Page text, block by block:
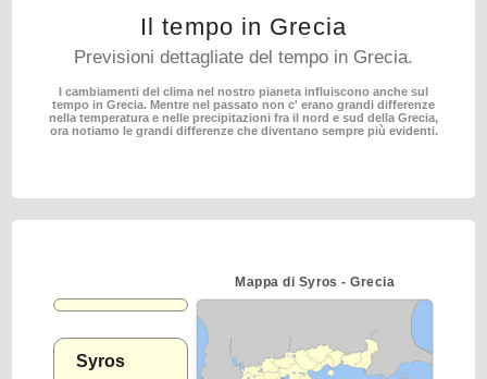
Il tempo in Grecia
Previsioni dettagliate del tempo in Grecia.
I cambiamenti del clima nel nostro pianeta influiscono anche sul
tempo in Grecia. Mentre nel passato non c' erano grandi differenze
nella temperatura e nelle precipitazioni fra il nord e sud della Grecia,
ora notiamo le grandi differenze che diventano sempre più evidenti.
Syros
Mappa di Syros - Grecia